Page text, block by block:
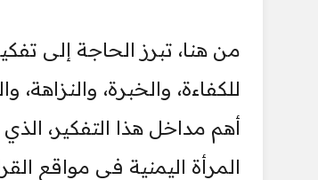
من هنا، تبرز الحاجة إلى
للكفاءة، والخبرة،
أهم مداخل هذا التفكير،
المرأة اليمنية في مواقع